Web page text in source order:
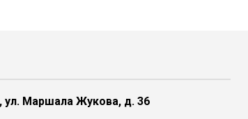
ул. Маршала Жукова, д. 36